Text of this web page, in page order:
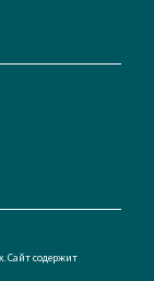
Сайт содержит